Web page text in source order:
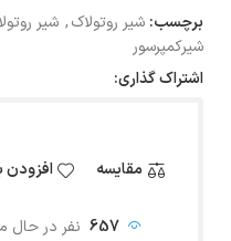
برچسب: شیر روتولاک, شیر
شیرکمپرسور
اشتراک گذاری:
مقایسه افزودن
657 نفر در